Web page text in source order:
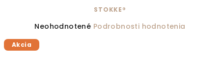
STOKKE®
Priemerné hodnotenie produktu je 0,0 z 5
Neohodnotené Podrobnosti hodnotenia
Akcia